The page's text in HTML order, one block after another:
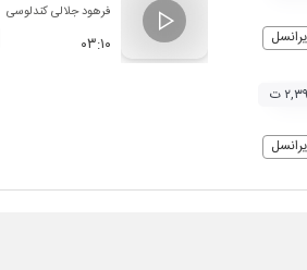
فرهود جلالی کندلوسی
۰۳:۱۰
ت